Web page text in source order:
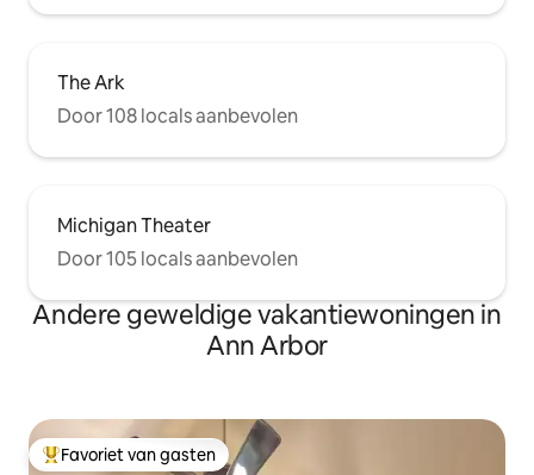
The Ark
Door 108 locals aanbevolen
Michigan Theater
Door 105 locals aanbevolen
Andere geweldige vakantiewoningen in
Ann Arbor
Topfavoriet van gasten
Favoriet van gasten